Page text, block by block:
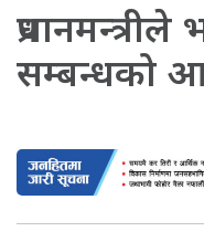
सम्बन्धको